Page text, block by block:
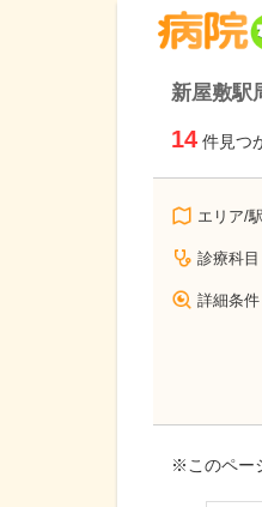
新屋敷駅
14 件見つ
エリア/駅
診療科目
詳細条件
※このペー